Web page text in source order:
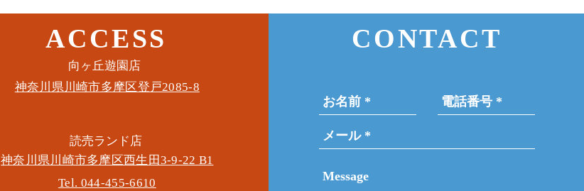
このイベントをシェア
ACCESS
​向ヶ丘遊園店
神奈川県川崎市多摩区​登戸2085-8
​読売ランド店
神奈川県川崎市多摩区​西生田3-9-22 B1
Tel. 044-455-6610
CONTACT